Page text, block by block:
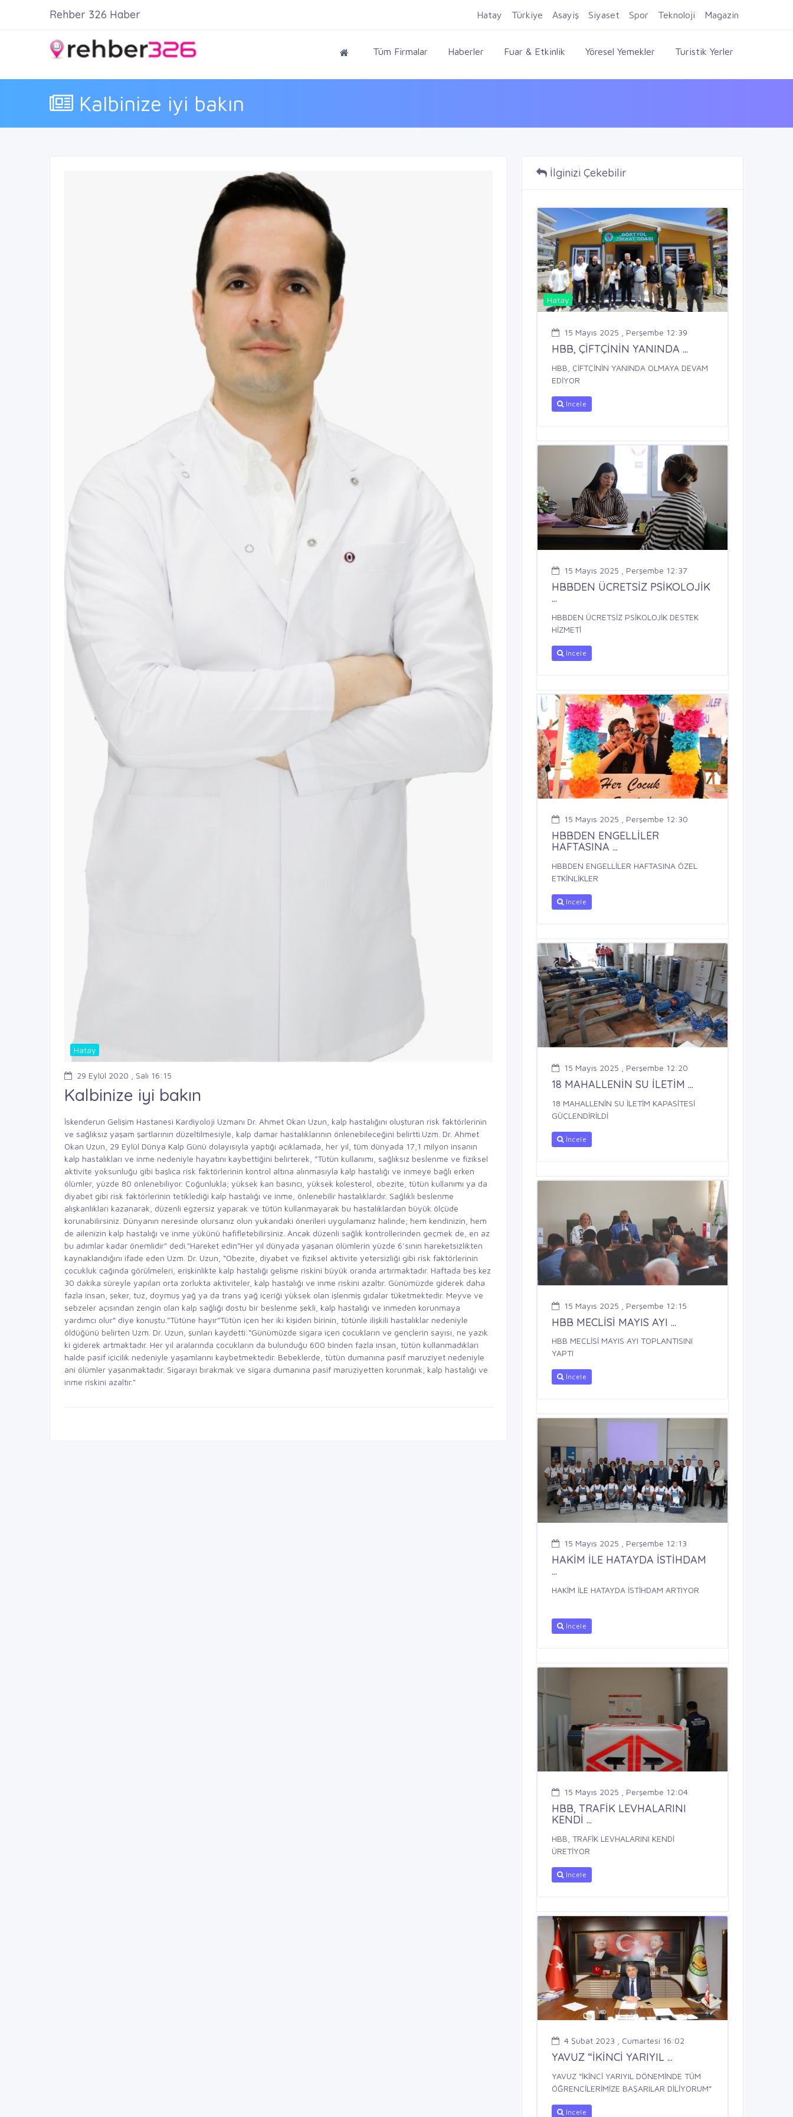
Firma Ekle Kayıt Ol Giriş Yap
Tüm Firmalar Haberler Fuar & Etkinlik Yöresel Yemekler Turistik Yerler
Kalbinize iyi bakın
Rehber 326 Haber Hatay Türkiye Asayiş Siyaset Spor Teknoloji Magazin
Hatay
29 Eylül 2020 , Salı 16:15
Kalbinize iyi bakın
İskenderun Gelişim Hastanesi Kardiyoloji Uzmanı Dr. Ahmet Okan Uzun, kalp hastalığını oluşturan risk faktörlerinin
ve sağlıksız yaşam şartlarının düzeltilmesiyle, kalp damar hastalıklarının önlenebileceğini belirtti.Uzm. Dr. Ahmet
Okan Uzun, 29 Eylül Dünya Kalp Günü dolayısıyla yaptığı açıklamada, her yıl, tüm dünyada 17,1 milyon insanın
kalp hastalıkları ve inme nedeniyle hayatını kaybettiğini belirterek, "Tütün kullanımı, sağlıksız beslenme ve fiziksel
aktivite yoksunluğu gibi başlıca risk faktörlerinin kontrol altına alınmasıyla kalp hastalığı ve inmeye bağlı erken
ölümler, yüzde 80 önlenebiliyor. Çoğunlukla; yüksek kan basıncı, yüksek kolesterol, obezite, tütün kullanımı ya da
diyabet gibi risk faktörlerinin tetiklediği kalp hastalığı ve inme, önlenebilir hastalıklardır. Sağlıklı beslenme
alışkanlıkları kazanarak, düzenli egzersiz yaparak ve tütün kullanmayarak bu hastalıklardan büyük ölçüde
korunabilirsiniz. Dünyanın neresinde olursanız olun yukarıdaki önerileri uygulamanız halinde; hem kendinizin, hem
de ailenizin kalp hastalığı ve inme yükünü hafifletebilirsiniz. Ancak düzenli sağlık kontrollerinden geçmek de, en az
bu adımlar kadar önemlidir" dedi."Hareket edin"Her yıl dünyada yaşanan ölümlerin yüzde 6’sının hareketsizlikten
kaynaklandığını ifade eden Uzm. Dr. Uzun, “Obezite, diyabet ve fiziksel aktivite yetersizliği gibi risk faktörlerinin
çocukluk çağında görülmeleri, erişkinlikte kalp hastalığı gelişme riskini büyük oranda artırmaktadır. Haftada beş kez
30 dakika süreyle yapılan orta zorlukta aktiviteler, kalp hastalığı ve inme riskini azaltır. Günümüzde giderek daha
fazla insan, şeker, tuz, doymuş yağ ya da trans yağ içeriği yüksek olan işlenmiş gıdalar tüketmektedir. Meyve ve
sebzeler açısından zengin olan kalp sağlığı dostu bir beslenme şekli, kalp hastalığı ve inmeden korunmaya
yardımcı olur” diye konuştu."Tütüne hayır"Tütün içen her iki kişiden birinin, tütünle ilişkili hastalıklar nedeniyle
öldüğünü belirten Uzm. Dr. Uzun, şunları kaydetti:“Günümüzde sigara içen çocukların ve gençlerin sayısı, ne yazık
ki giderek artmaktadır. Her yıl aralarında çocukların da bulunduğu 600 binden fazla insan, tütün kullanmadıkları
halde pasif içicilik nedeniyle yaşamlarını kaybetmektedir. Bebeklerde, tütün dumanına pasif maruziyet nedeniyle
ani ölümler yaşanmaktadır. Sigarayı bırakmak ve sigara dumanına pasif maruziyetten korunmak, kalp hastalığı ve
inme riskini azaltır."
İlginizi Çekebilir
Hatay
15 Mayıs 2025 , Perşembe 12:39
HBB, ÇİFTÇİNİN YANINDA ...
HBB, ÇİFTÇİNİN YANINDA OLMAYA DEVAM
EDİYOR
İncele
15 Mayıs 2025 , Perşembe 12:37
HBBDEN ÜCRETSİZ PSİKOLOJİK
...
HBBDEN ÜCRETSİZ PSİKOLOJİK DESTEK
HİZMETİ
İncele
15 Mayıs 2025 , Perşembe 12:30
HBBDEN ENGELLİLER
HAFTASINA ...
HBBDEN ENGELLİLER HAFTASINA ÖZEL
ETKİNLİKLER
İncele
15 Mayıs 2025 , Perşembe 12:20
18 MAHALLENİN SU İLETİM ...
18 MAHALLENİN SU İLETİM KAPASİTESİ
GÜÇLENDİRİLDİ
İncele
15 Mayıs 2025 , Perşembe 12:15
HBB MECLİSİ MAYIS AYI ...
HBB MECLİSİ MAYIS AYI TOPLANTISINI
YAPTI
İncele
15 Mayıs 2025 , Perşembe 12:13
HAKİM İLE HATAYDA İSTİHDAM
...
HAKİM İLE HATAYDA İSTİHDAM ARTIYOR
İncele
15 Mayıs 2025 , Perşembe 12:04
HBB, TRAFİK LEVHALARINI
KENDİ ...
HBB, TRAFİK LEVHALARINI KENDİ
ÜRETİYOR
İncele
4 Şubat 2023 , Cumartesi 16:02
YAVUZ “İKİNCİ YARIYIL ...
YAVUZ “İKİNCİ YARIYIL DÖNEMİNDE TÜM
ÖĞRENCİLERİMİZE BAŞARILAR DİLİYORUM”
İncele